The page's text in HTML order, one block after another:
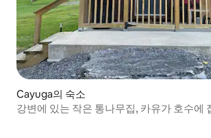
Cayuga의 숙소
강변에 있는 작은 통나무집, 카유가 호수에